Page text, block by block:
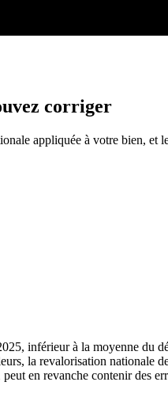
corriger
appliquée à votre bien, et
inférieur à la moyenne du
la revalorisation nationale
en revanche contenir des